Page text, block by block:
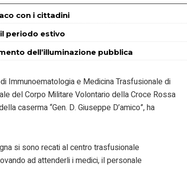
con i cittadini
periodo estivo
dell’illuminazione pubblica
Immunoematologia e Medicina Trasfusionale di
del Corpo Militare Volontario della Croce Rossa
caserma “Gen. D. Giuseppe D’amico”, ha
si sono recati al centro trasfusionale
ad attenderli i medici, il personale